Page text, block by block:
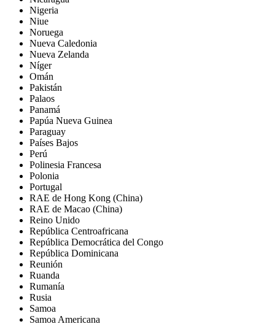
Nigeria
Niue
Noruega
Nueva Caledonia
Nueva Zelanda
Níger
Omán
Pakistán
Palaos
Panamá
Papúa Nueva Guinea
Paraguay
Países Bajos
Perú
Polinesia Francesa
Polonia
Portugal
RAE de Hong Kong (China)
RAE de Macao (China)
Reino Unido
República Centroafricana
República Democrática del Congo
República Dominicana
Reunión
Ruanda
Rumanía
Rusia
Samoa
Samoa Americana